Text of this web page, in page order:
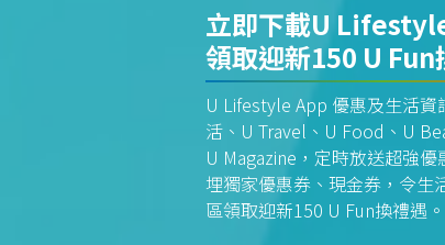
立即下載U
領取迎新150 U Fun
U Lifestyle App 優惠及生活
活、U Travel、U Food、U
U Magazine，定時放送超強
埋獨家優惠券、現金券，令
區領取迎新150 U Fun換禮遇。